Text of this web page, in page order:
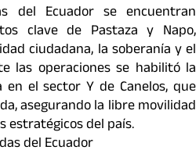
del Ecuador se encuentran
clave de Pastaza y Napo,
ciudadana, la soberanía y el
las operaciones se habilitó la
el sector Y de Canelos, que
asegurando la libre movilidad
estratégicos del país.
del Ecuador